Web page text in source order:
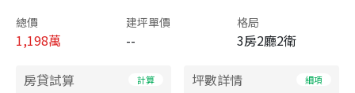
總價
1,198萬
建坪單價
--
格局
3房2廳2衛
房貸試算 計算 坪數詳情 細項